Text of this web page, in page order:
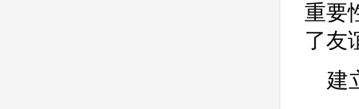
重要
了友
建